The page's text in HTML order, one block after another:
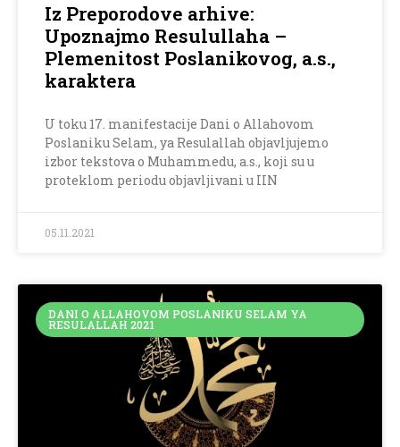
Iz Preporodove arhive:
Upoznajmo Resulullaha –
Plemenitost Poslanikovog, a.s.,
karaktera
U toku 17. manifestacije Dani o Allahovom
Poslaniku Selam, ya Resulallah objavljujemo
izbor tekstova o Muhammedu, a.s., koji su u
proteklom periodu objavljivani u IIN
05.11.2021
DANI O ALLAHOVOM POSLANIKU SELAM YA
RESULALLAH 2021